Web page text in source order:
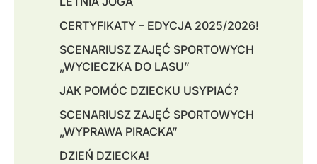
CERTYFIKATY – EDYCJA 2025/2026!
SCENARIUSZ ZAJĘĆ SPORTOWYCH
„WYCIECZKA DO LASU”
JAK POMÓC DZIECKU USYPIAĆ?
SCENARIUSZ ZAJĘĆ SPORTOWYCH
„WYPRAWA PIRACKA”
DZIEŃ DZIECKA!